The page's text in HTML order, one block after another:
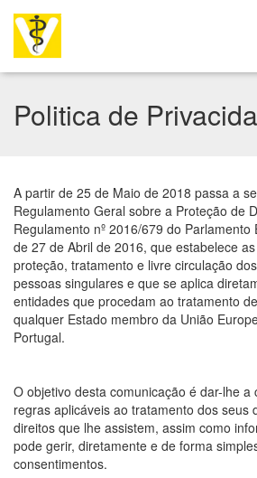
Politica de
A partir de 25 de Maio de 2018 passa a
Regulamento Geral sobre a Proteção de
Regulamento nº 2016/679 do
de 27 de Abril de 2016, que estabelece
proteção, tratamento e livre circulação
pessoas singulares e que se aplica
entidades que procedam ao tratamento
qualquer Estado membro da União
Portugal.
O objetivo desta comunicação é dar-lhe a
regras aplicáveis ao tratamento dos seus
direitos que lhe assistem, assim como
pode gerir, diretamente e de forma
consentimentos.